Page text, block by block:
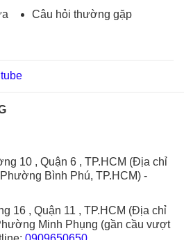
Câu hỏi thường gặp
10 , Quận 6 , TP.HCM (Địa chỉ
Bình Phú, TP.HCM) -
16 , Quận 11 , TP.HCM (Địa chỉ
Minh Phụng (gần cầu vượt